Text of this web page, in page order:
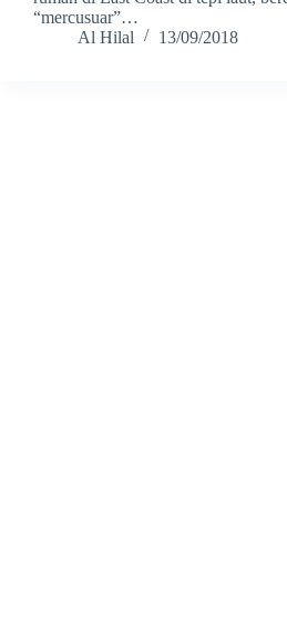
“mercusuar”…
Al Hilal
13/09/2018